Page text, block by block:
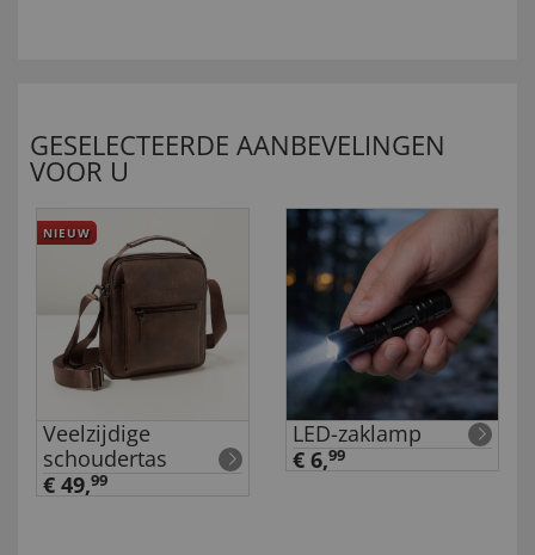
GESELECTEERDE AANBEVELINGEN
VOOR U
NIEUW
Veelzijdige
schoudertas
€ 49,99
LED-zaklamp
€ 6,99